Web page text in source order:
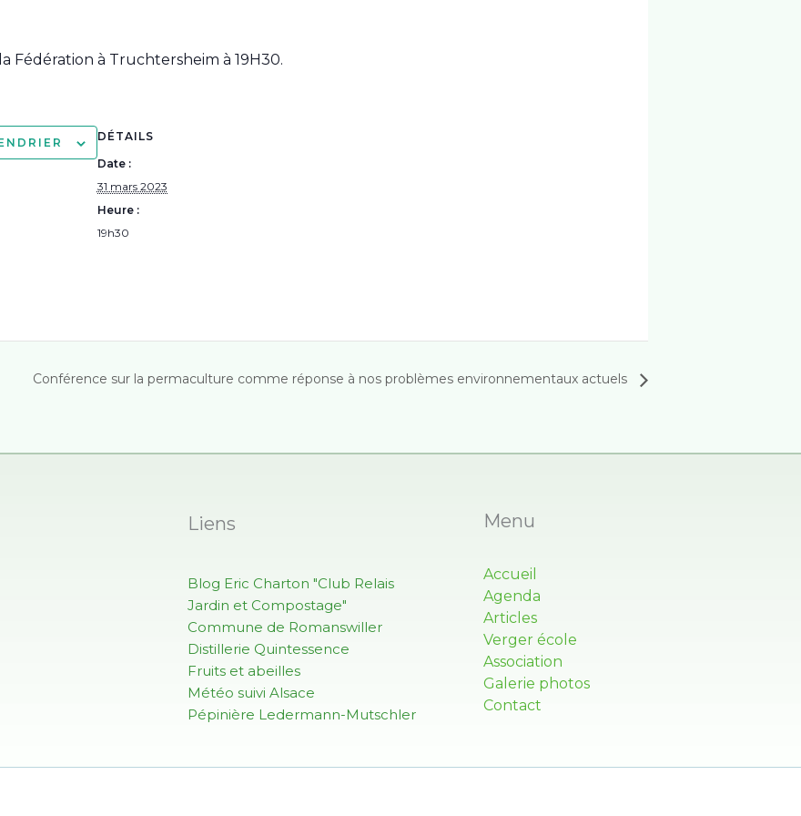
Fédération à Truchtersheim à 19H30.
DÉTAILS
Date :
31 mars 2023
Heure :
19h30
Conférence sur la permaculture comme réponse à nos problèmes environnementaux actuels
Liens
Blog Eric Charton "Club Relais
Jardin et Compostage"
Commune de Romanswiller
Distillerie Quintessence
Fruits et abeilles
Météo suivi Alsace
Pépinière Ledermann-Mutschler
Menu
Accueil
Agenda
Articles
Verger école
Association
Galerie photos
Contact